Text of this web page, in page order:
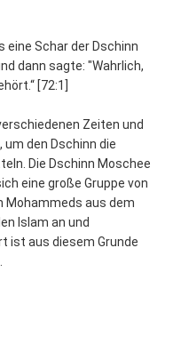
eine Schar der Dschinn
dann sagte: "Wahrlich,
[72:1]
den Dschinn die
Die Dschinn Moschee
eine große Gruppe von
Mohammeds aus dem
Islam an und
ist aus diesem Grunde